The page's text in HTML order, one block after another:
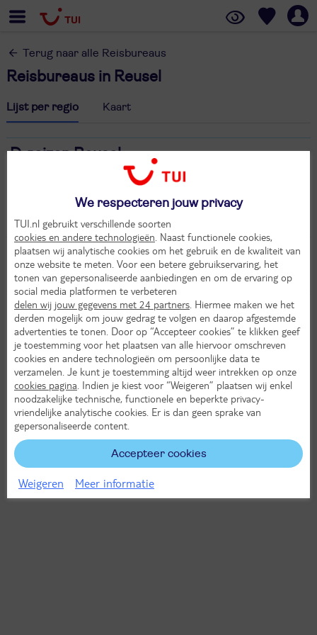
Terug naar alle Reisbureaus
Reisbureaus in Reusel
Lijst per regio Kaart
D-reizen Reusel
0497 - 584 700
dr5631@d-reizen.nl
We respecteren jouw privacy
TUI.nl gebruikt verschillende soorten
cookies en andere technologieën . Naast functionele cookies,
plaatsen wij analytische cookies om het gebruik en de kwaliteit van
onze website te meten. Voor een betere gebruikservaring, het
tonen van gepersonaliseerde aanbiedingen en om de ervaring op
social media platformen te verbeteren
delen wij jouw gegevens met 24 partners . Hiermee maken we het
derden mogelijk om jouw gedrag te volgen en daarop afgestemde
advertenties te tonen. Door op “Accepteer cookies” te klikken geef
je toestemming voor het plaatsen van alle hiervoor omschreven
cookies en andere technologieën om persoonlijke data te
verzamelen. Je kunt je toestemming altijd weer intrekken op onze
cookies pagina . Indien je kiest voor “Weigeren” plaatsen wij enkel
noodzakelijke technische, functionele en beperkte privacy-
vriendelijke analytische cookies. Er is dan geen sprake van
gepersonaliseerde content.
Accepteer cookies
Weigeren Meer informatie